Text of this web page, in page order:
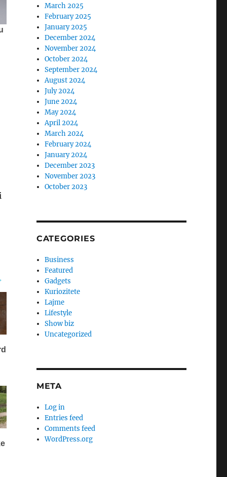
March 2025
February 2025
January 2025
December 2024
November 2024
October 2024
September 2024
August 2024
July 2024
June 2024
May 2024
April 2024
March 2024
February 2024
January 2024
December 2023
November 2023
October 2023
CATEGORIES
Business
Featured
Gadgets
Kuriozitete
Lajme
Lifestyle
Show biz
Uncategorized
META
Log in
Entries feed
Comments feed
WordPress.org